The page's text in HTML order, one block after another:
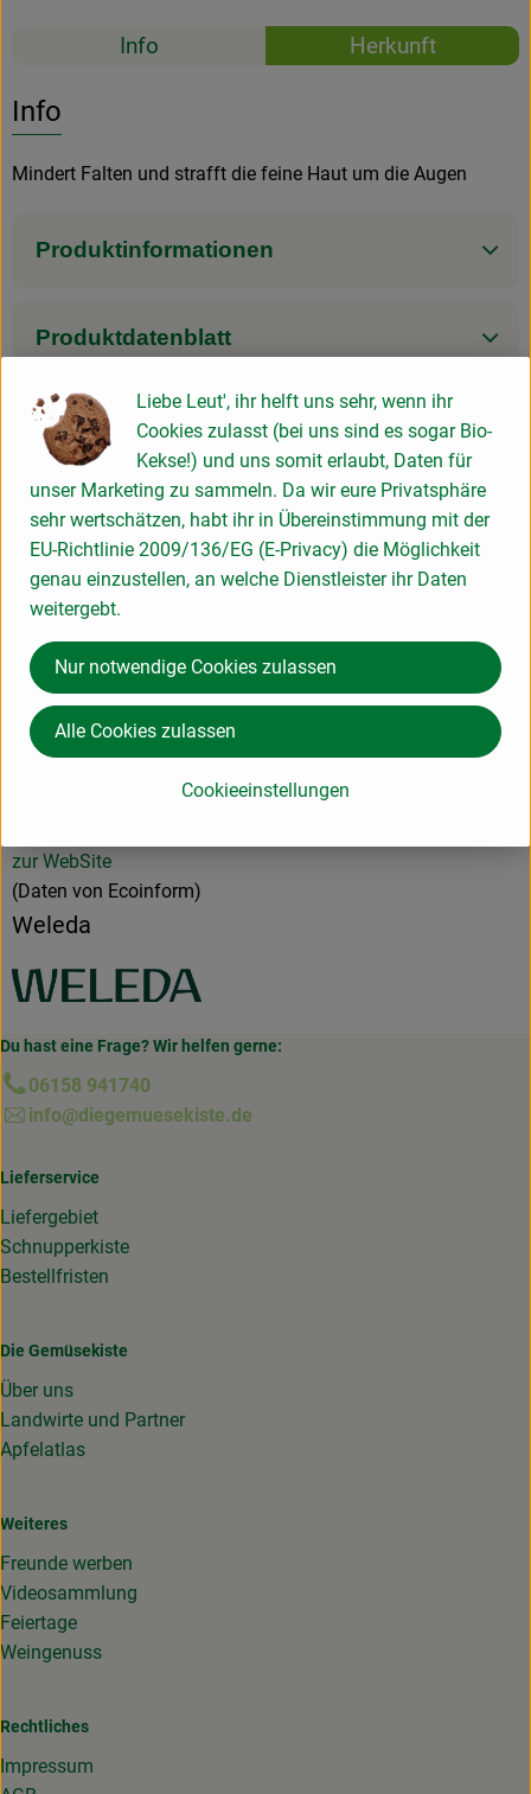
Nützliches Rezepte
Info Herkunft
Info
Mindert Falten und strafft die feine Haut um die Augen
Produktinformationen
Produktdatenblatt
Herkunft
Hersteller: Weleda
Deutschland
Weleda AG
D 73525 Schwäbisch Gmünd
zur WebSite
(Daten von Ecoinform)
Weleda
Du hast eine Frage? Wir helfen gerne:
06158 941740
info@diegemuesekiste.de
Lieferservice
Liefergebiet
Schnupperkiste
Bestellfristen
Die Gemüsekiste
Über uns
Landwirte und Partner
Apfelatlas
Weiteres
Freunde werben
Videosammlung
Feiertage
Weingenuss
Rechtliches
Impressum
Liebe Leut', ihr helft uns sehr, wenn ihr
Cookies zulasst (bei uns sind es sogar Bio-
Kekse!) und uns somit erlaubt, Daten für
unser Marketing zu sammeln. Da wir eure Privatsphäre
sehr wertschätzen, habt ihr in Übereinstimmung mit der
EU-Richtlinie 2009/136/EG (E-Privacy) die Möglichkeit
genau einzustellen, an welche Dienstleister ihr Daten
weitergebt.
Cookieeinstellungen
Nur notwendige Cookies zulassen
Alle Cookies zulassen